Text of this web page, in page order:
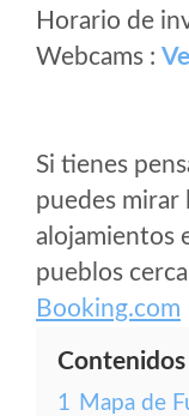
Horario de
Webcams :
Si tienes
puedes mirar
alojamientos
pueblos
Booking.com
Contenidos
1 Mapa de